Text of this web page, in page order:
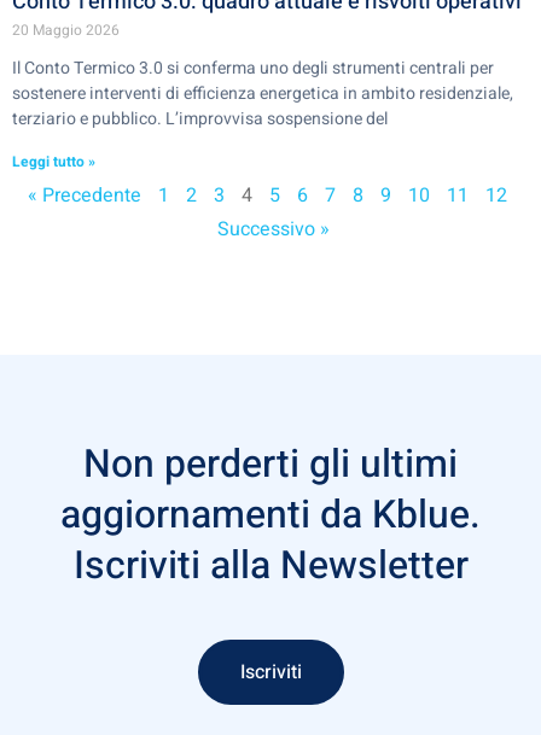
20 Maggio 2026
Il Conto Termico 3.0 si conferma uno degli strumenti centrali per
sostenere interventi di efficienza energetica in ambito residenziale,
terziario e pubblico. L’improvvisa sospensione del
Leggi tutto »
« Precedente 1 2 3 4 5 6 7 8 9 10 11
12
Successivo »
Non perderti gli ultimi
aggiornamenti da Kblue.
Iscriviti alla Newsletter
Iscriviti